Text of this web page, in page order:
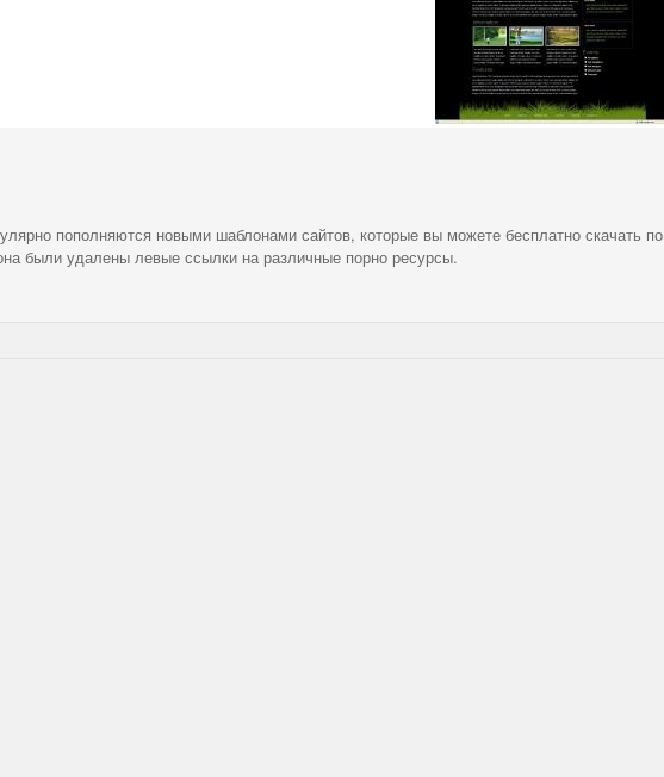
пополняются новыми шаблонами сайтов, которые вы можете бесплатно скачать по
были удалены левые ссылки на различные порно ресурсы.